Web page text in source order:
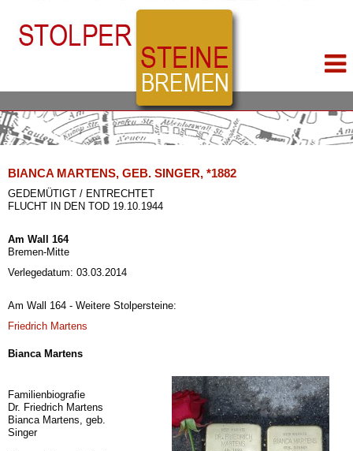
BIANCA MARTENS, GEB. SINGER, *1882
GEDEMÜTIGT / ENTRECHTET
FLUCHT IN DEN TOD 19.10.1944
Am Wall 164
Bremen-Mitte
Verlegedatum: 03.03.2014
Am Wall 164 - Weitere Stolpersteine:
Friedrich Martens
Bianca Martens
Familienbiografie
Dr. Friedrich Martens
Bianca Martens, geb.
Singer